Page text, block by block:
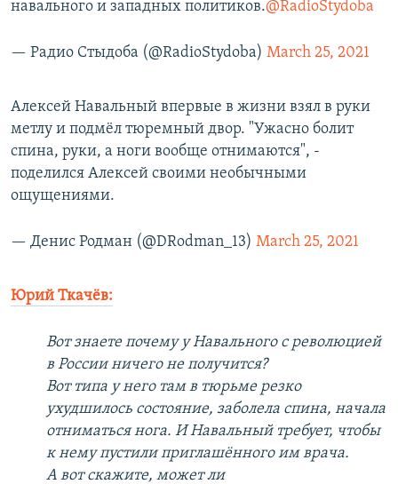
навального и западных политиков.@RadioStydoba
— Радио Стыдоба (@RadioStydoba) March 25, 2021
Алексей Навальный впервые в жизни взял в руки
метлу и подмёл тюремный двор. "Ужасно болит
спина, руки, а ноги вообще отнимаются", -
поделился Алексей своими необычными
ощущениями.
— Денис Родман (@DRodman_13) March 25, 2021
Юрий Ткачёв:
Вот знаете почему у Навального с революцией
в России ничего не получится?
Вот типа у него там в тюрьме резко
ухудшилось состояние, заболела спина, начала
отниматься нога. И Навальный требует, чтобы
к нему пустили приглашённого им врача.
А вот скажите, может ли